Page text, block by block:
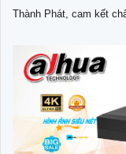
Thành Phát, cam kết